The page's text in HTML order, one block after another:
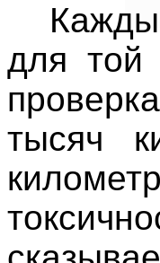
для той
тысяч